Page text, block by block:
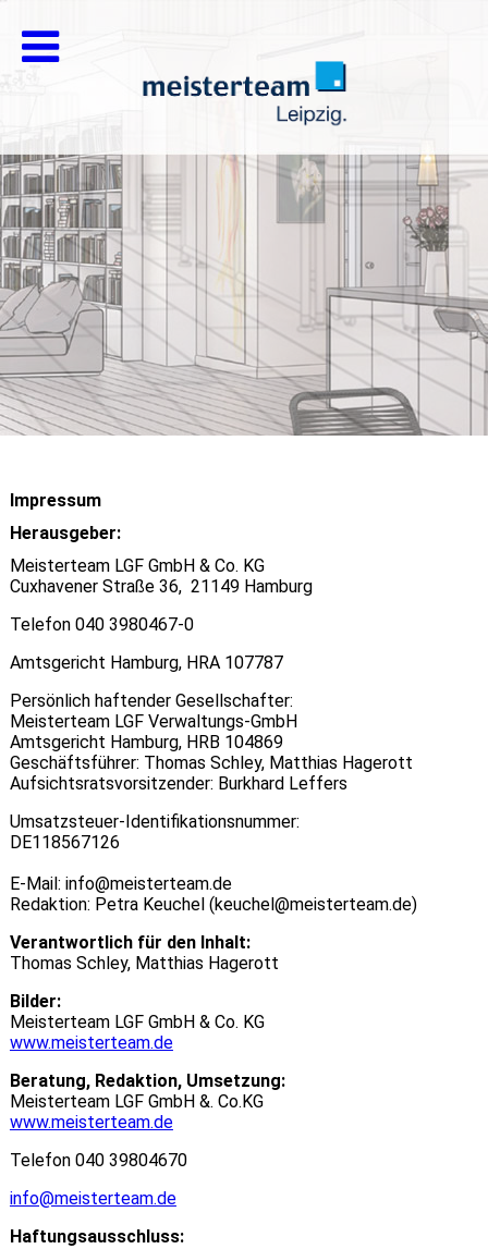
Impressum
Herausgeber:
Meisterteam LGF GmbH & Co. KG
Cuxhavener Straße 36, 21149 Hamburg
Telefon 040 3980467-0
Amtsgericht Hamburg, HRA 107787
Persönlich haftender Gesellschafter:
Meisterteam LGF Verwaltungs-GmbH
Amtsgericht Hamburg, HRB 104869
Geschäftsführer: Thomas Schley, Matthias Hagerott
Aufsichtsratsvorsitzender: Burkhard Leffers
Umsatzsteuer-Identifikationsnummer:
DE118567126
E-Mail: info@meisterteam.de
Redaktion: Petra Keuchel (keuchel@meisterteam.de)
Verantwortlich für den Inhalt:
Thomas Schley, Matthias Hagerott
Bilder:
Meisterteam LGF GmbH & Co. KG
www.meisterteam.de
Beratung, Redaktion, Umsetzung:
Meisterteam LGF GmbH &. Co.KG
www.meisterteam.de
Telefon 040 39804670
info@meisterteam.de
Haftungsausschluss: